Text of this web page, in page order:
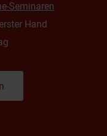
Seminaren
Hand